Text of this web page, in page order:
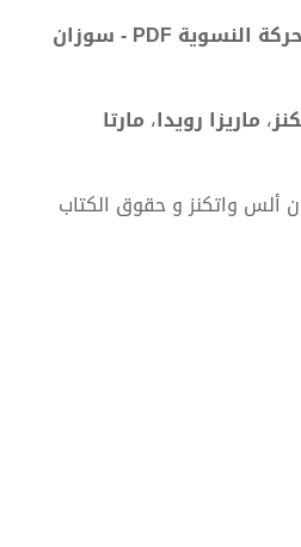
تحميل كتاب أقدم لك: الحركة النسوية PDF - سوزان
، ماريزا رويدا، مارتا
ألس واتكنز و حقوق الكتاب